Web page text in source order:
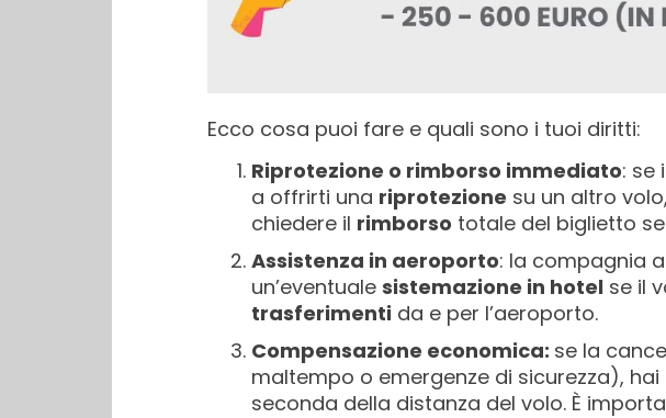
Ecco cosa puoi fare e quali sono i tuoi diritti:
Riprotezione o rimborso immediato: se
a offrirti una riprotezione su un altro
chiedere il rimborso totale del biglietto
Assistenza in aeroporto: la compagnia
un’eventuale sistemazione in hotel se il
trasferimenti da e per l’aeroporto.
Compensazione economica: se la
maltempo o emergenze di sicurezza),
seconda della distanza del volo. È